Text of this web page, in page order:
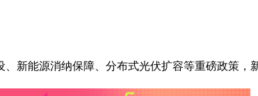
新能源消纳保障、分布式光伏扩容等重磅政策